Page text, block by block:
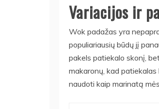
Variacijos ir
Wok padažas yra
populiariausių būdų jį
pakels patiekalo skonį,
makaronų, kad
naudoti kaip marinatą